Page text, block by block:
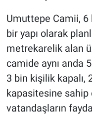
Umuttepe Camii,
bir yapı olarak
metrekarelik alan
camide aynı anda
3 bin kişilik kapalı,
kapasitesine sahip
vatandaşların